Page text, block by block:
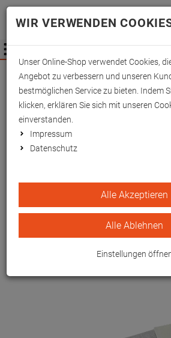
Wichtige Änderung für
01.09.2026 -Mehr
Menü
Klettband zur
Stack-Schiene,
WIR VERWENDEN
Unser Online-Shop verwendet Cookies,
Angebot zu verbessern und unseren
bestmöglichen Service zu bieten. Indem
klicken, erklären Sie sich mit unseren
einverstanden.
Impressum
Datenschutz
Alle Akzeptieren
Alle Ablehnen
Einstellungen